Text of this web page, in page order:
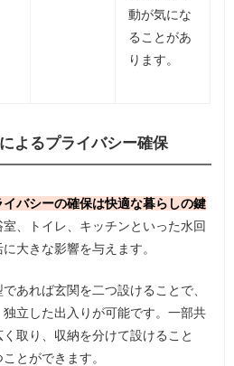
動が気にな
ることがあ
ります。
よるプライバシー確保
イバシーの確保は快適な暮らしの鍵
、トイレ、キッチンといった水回
大きな影響を与えます。
あれば玄関を二つ設けることで、
立した出入りが可能です。一部共
取り、収納を分けて設けること
とができます。